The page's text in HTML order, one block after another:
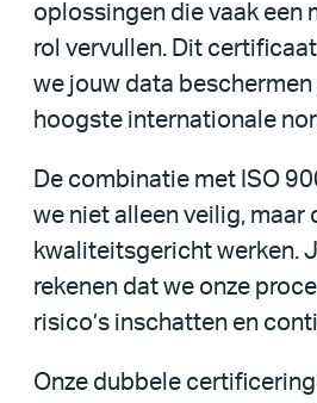
oplossingen die vaak een
rol vervullen. Dit
we jouw data
hoogste internationale
De combinatie met ISO
we niet alleen veilig, maar
kwaliteitsgericht werken.
rekenen dat we onze
risico’s inschatten en
Onze dubbele